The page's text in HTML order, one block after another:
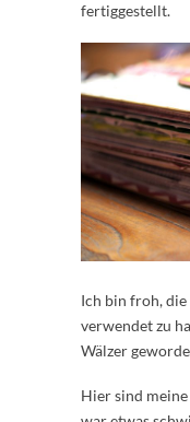
fertiggestellt.
Ich bin froh,
verwendet zu
Wälzer
Hier sind meine